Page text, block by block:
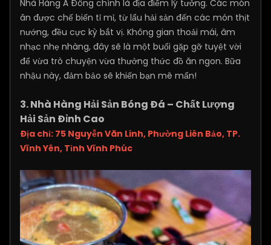
Nhà Hàng Á Đông chính là địa điểm lý tưởng. Các món
ăn được chế biến tỉ mỉ, từ lẩu hải sản đến các món thịt
nướng, đều cực kỳ bắt vị. Không gian thoải mái, âm
nhạc nhẹ nhàng, đây sẽ là một buổi gặp gỡ tuyệt vời
để vừa trò chuyện vừa thưởng thức đồ ăn ngon. Bữa
nhậu này, đảm bảo sẽ khiến bạn mê mẩn!
3. Nhà Hàng Hải Sản Bóng Đá – Chất Lượng
Hải Sản Đỉnh Cao
Địa chỉ: 75 Nguyễn Văn Linh, Phường Liên Bảo, TP.
Vĩnh Yên, Tỉnh Vĩnh Phúc